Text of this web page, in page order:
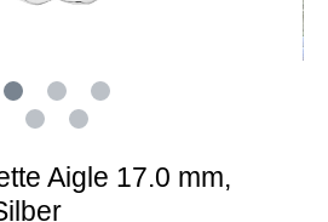
Aigle 17.0 mm,